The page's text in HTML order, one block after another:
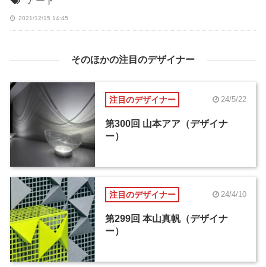
2021/12/15 14:45
そのほかの注目のデザイナー
注目のデザイナー 24/5/22
第300回 山本アア（デザイナ
ー）
注目のデザイナー 24/4/10
第299回 本山真帆（デザイナ
ー）